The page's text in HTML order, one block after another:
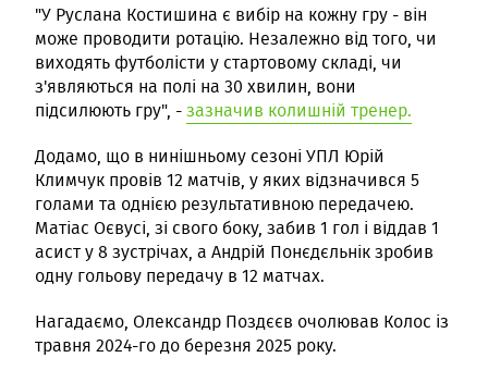
"У Руслана Костишина є вибір на кожну гру - він
може проводити ротацію. Незалежно від того, чи
виходять футболісти у стартовому складі, чи
з'являються на полі на 30 хвилин, вони
підсилюють гру", -зазначив колишній тренер.
Додамо, що в нинішньому сезоні УПЛ Юрій
Климчук провів 12 матчів, у яких відзначився 5
голами та однією результативною передачею.
Матіас Оєвусі, зі свого боку, забив 1 гол і віддав 1
асист у 8 зустрічах, а Андрій Понєдєльнік зробив
одну гольову передачу в 12 матчах.
Нагадаємо, Олександр Поздєєв очолював Колос із
травня 2024-го до березня 2025 року.